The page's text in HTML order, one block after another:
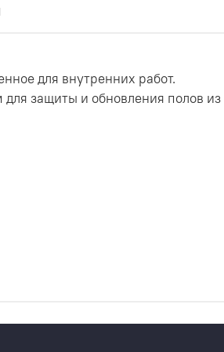
для внутренних работ.
для защиты и обновления полов из